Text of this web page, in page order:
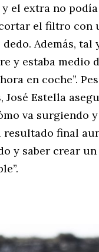
el extra no
el filtro con
Además,
y estaba medio
en coche”.
Estella
va surgiendo
final
y saber crear un